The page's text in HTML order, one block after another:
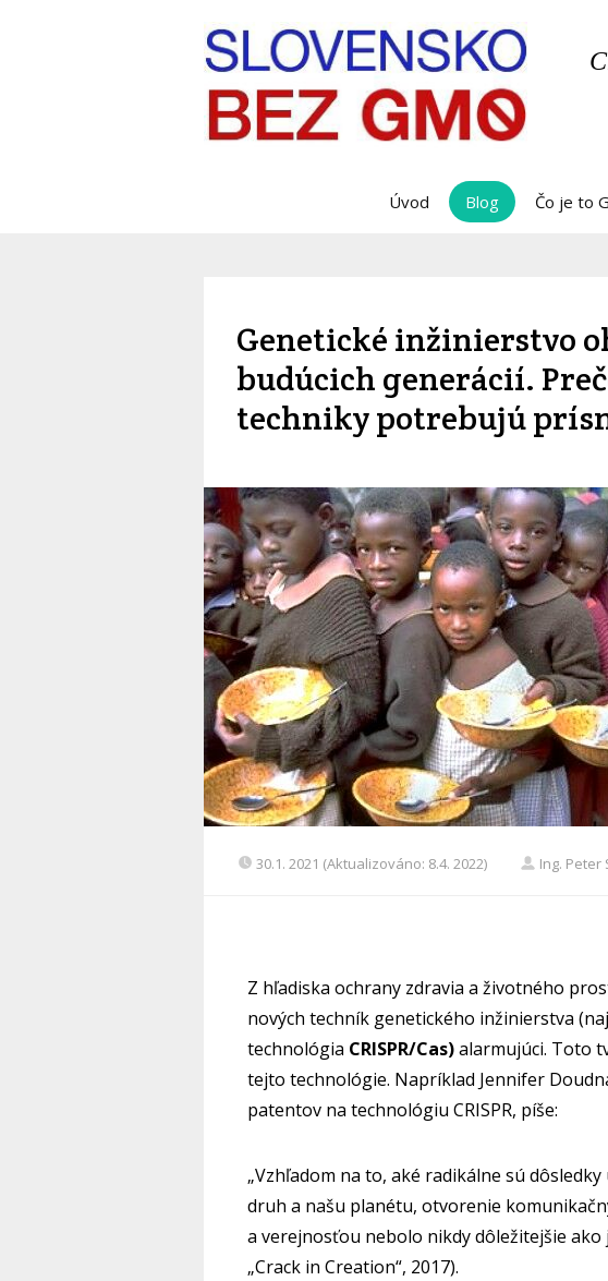
Úvod Blog Čo je to
Genetické inžinierstvo
budúcich generácií.
techniky potrebujú
30.1. 2021 (Aktualizováno: 8.4. 2022) Ing. Peter
Z hľadiska ochrany zdravia a životného
nových techník genetického inžinierstva
technológia CRISPR/Cas)alarmujúci. Toto
tejto technológie. Napríklad Jennifer
patentov na technológiu CRISPR, píše:
„Vzhľadom na to, aké radikálne sú
druh a našu planétu, otvorenie
a verejnosťou nebolo nikdy dôležitejšie ako
„Crack in Creation“, 2017).